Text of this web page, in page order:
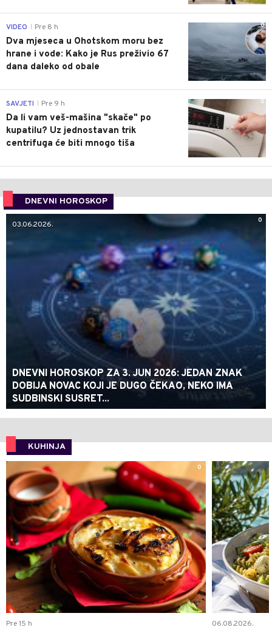
0
VIDEO Pre 8 h
Dva mjeseca u Ohotskom moru bez
hrane i vode: Kako je Rus preživio 67
dana daleko od obale
0
SAVJETI Pre 9 h
Da li vam veš-mašina "skače" po
kupatilu? Uz jednostavan trik
centrifuga će biti mnogo tiša
DNEVNI HOROSKOP
0
03.06.2026.
DNEVNI HOROSKOP ZA 3. JUN 2026: JEDAN ZNAK
DOBIJA NOVAC KOJI JE DUGO ČEKAO, NEKO IMA
SUDBINSKI SUSRET...
KUHINJA
0
Pre 15 h 06.08.2026.